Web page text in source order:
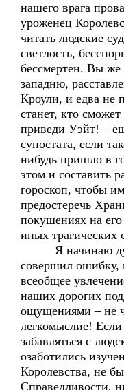
нашего врага
уроженец
читать людские
светлость,
бессмертен. Вы же
западню,
Кроули, и едва не
станет, кто
приведи Уэйт! –
супостата, если
нибудь пришло в
этом и составить
гороскоп, чтобы
предостеречь
покушениях на
иных трагических
Я начинаю
совершил ошибку,
всеобщее
наших дорогих
ощущениями – не
легкомыслие!
забавляться с
озаботились
Королевства, не
Справедливости,